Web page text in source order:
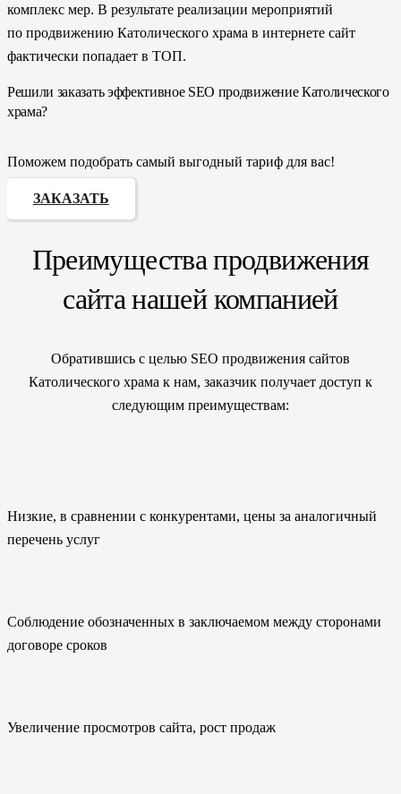
комплекс мер. В результате реализации мероприятий
по продвижению Католического храма в интернете сайт
фактически попадает в ТОП.
Решили заказать эффективное SEO продвижение Католического
храма?
Поможем подобрать самый выгодный тариф для вас!
ЗАКАЗАТЬ
Преимущества продвижения
сайта нашей компанией
Обратившись с целью SEO продвижения сайтов
Католического храма к нам, заказчик получает доступ к
следующим преимуществам:
Низкие, в сравнении с конкурентами, цены за аналогичный
перечень услуг
Соблюдение обозначенных в заключаемом между сторонами
договоре сроков
Увеличение просмотров сайта, рост продаж